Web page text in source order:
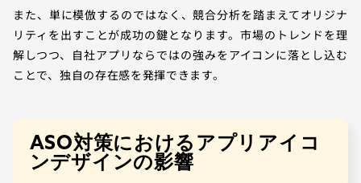
また、単に模倣するのではなく、競合分析を踏まえてオリジナ
リティを出すことが成功の鍵となります。市場のトレンドを理
解しつつ、自社アプリならではの強みをアイコンに落とし込む
ことで、独自の存在感を発揮できます。
ASO対策におけるアプリアイコ
ンデザインの影響